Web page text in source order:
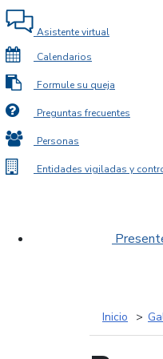
Asistente virtual
Calendarios
Formule su queja
Preguntas frecuentes
Personas
Entidades vigiladas y
Inicio